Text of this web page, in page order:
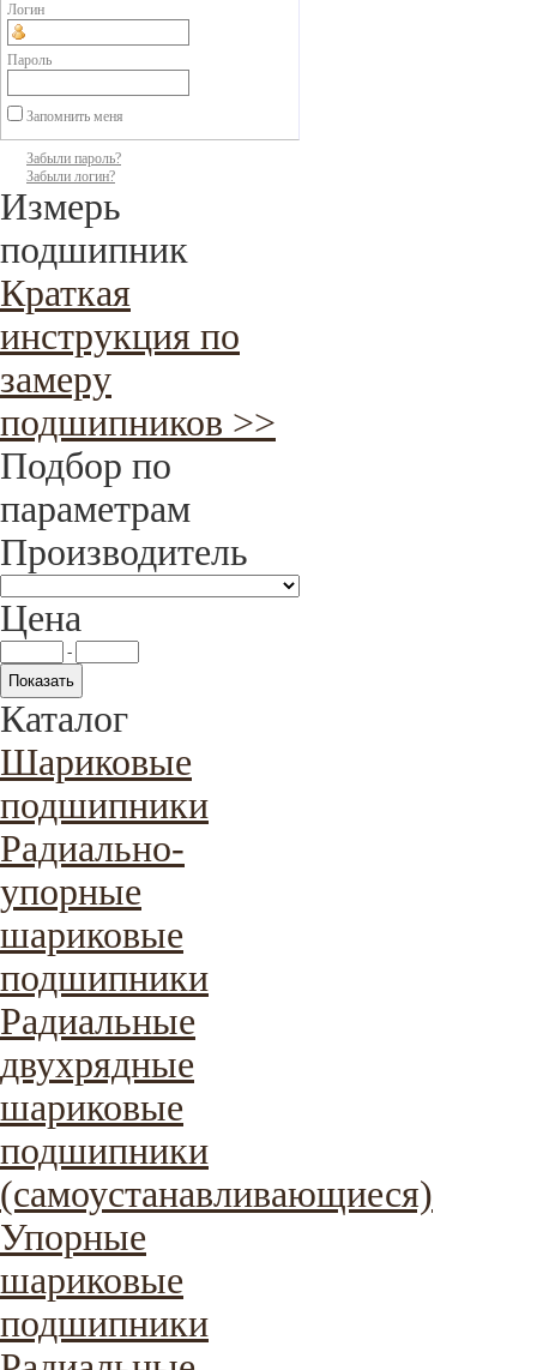
Логин
Пароль
Запомнить меня
Забыли пароль?
Забыли логин?
Измерь
подшипник
Краткая
инструкция по
замеру
подшипников >>
Подбор по
параметрам
Производитель
Цена
-
Каталог
Шариковые
подшипники
Радиально-
упорные
шариковые
подшипники
Радиальные
двухрядные
шариковые
подшипники
(самоустанавливающиеся)
Упорные
шариковые
подшипники